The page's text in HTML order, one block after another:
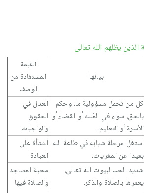
بيانها
القيمة
المستفادة من
الوصف
كل من تحمل مسؤولية ما، وحكم
بالحق، سواء في المُلك أو القضاء أو
الأسرة أو التعليم...
العدل في
الحقوق
والواجبات
استغل مرحلة شبابه في طاعة الله
بعيدا عن المغريات.
النشأة على
العبادة
شديد الحب لبيوت الله تعالى،
يعمرها بالصلاة والذكر.
محبة المساجد
والصلاة فيها